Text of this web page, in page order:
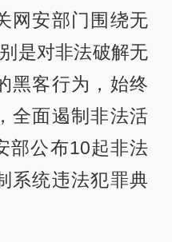
网安部门围绕无
是对非法破解无
黑客行为，始终
全面遏制非法活
部公布10起非法
系统违法犯罪典